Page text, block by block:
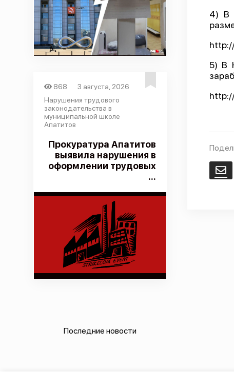
868
3 августа, 2026
Нарушения трудового
законодательства в
муниципальной школе
Апатитов
Прокуратура Апатитов
выявила нарушения в
оформлении трудовых
...
Последние новости
4) В
5) В